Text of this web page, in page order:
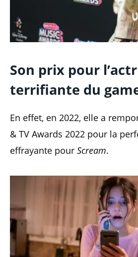
Son prix pour
terrifiante du
En effet, en 2022, elle a
& TV Awards 2022 pour la
effrayante pour Scream.